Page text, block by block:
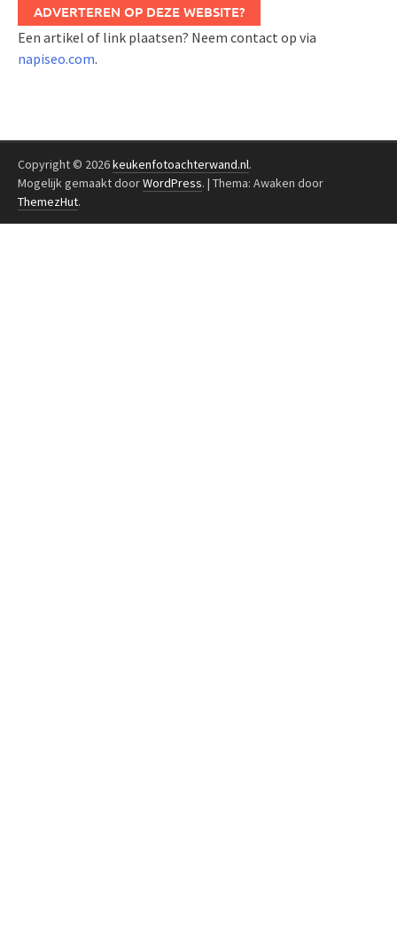
ADVERTEREN OP DEZE WEBSITE?
Een artikel of link plaatsen? Neem contact op via
napiseo.com.
Copyright © 2026keukenfotoachterwand.nl.
Mogelijk gemaakt doorWordPress. | Thema: Awaken door
ThemezHut.